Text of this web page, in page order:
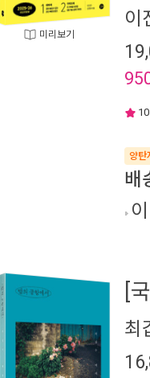
미리보기
이
양탄
배
[
최